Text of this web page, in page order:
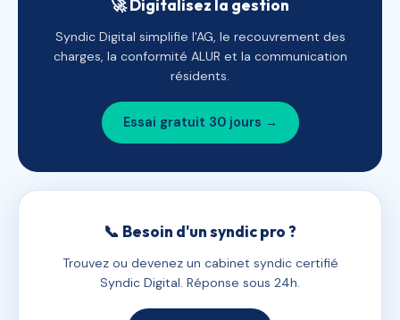
🚀 Digitalisez la gestion
Syndic Digital simplifie l'AG, le recouvrement des
charges, la conformité ALUR et la communication
résidents.
Essai gratuit 30 jours →
📞 Besoin d'un syndic pro ?
Trouvez ou devenez un cabinet syndic certifié
Syndic Digital. Réponse sous 24h.